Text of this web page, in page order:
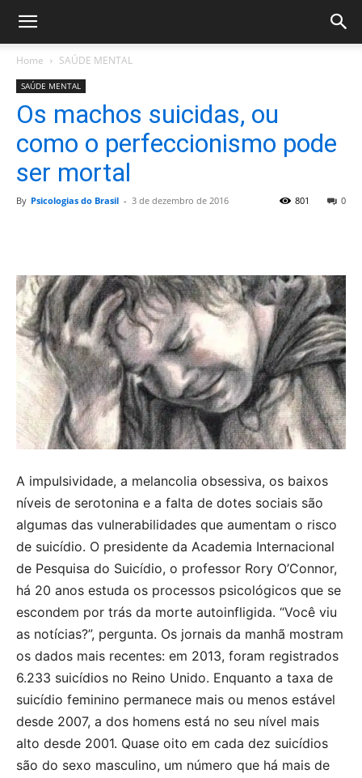
Home SAÚDE MENTAL
SAÚDE MENTAL
Os machos suicidas, ou
como o perfeccionismo pode
ser mortal
By Psicologias do Brasil - 3 de dezembro de 2016 0
801
A impulsividade, a melancolia obsessiva, os baixos
níveis de serotonina e a falta de dotes sociais são
algumas das vulnerabilidades que aumentam o risco
de suicídio. O presidente da Academia Internacional
de Pesquisa do Suicídio, o professor Rory O’Connor,
há 20 anos estuda os processos psicológicos que se
escondem por trás da morte autoinfligida. “Você viu
as notícias?”, pergunta. Os jornais da manhã mostram
os dados mais recentes: em 2013, foram registrados
6.233 suicídios no Reino Unido. Enquanto a taxa de
suicídio feminino permanece mais ou menos estável
desde 2007, a dos homens está no seu nível mais
alto desde 2001. Quase oito em cada dez suicídios
são do sexo masculino, um número que há mais de